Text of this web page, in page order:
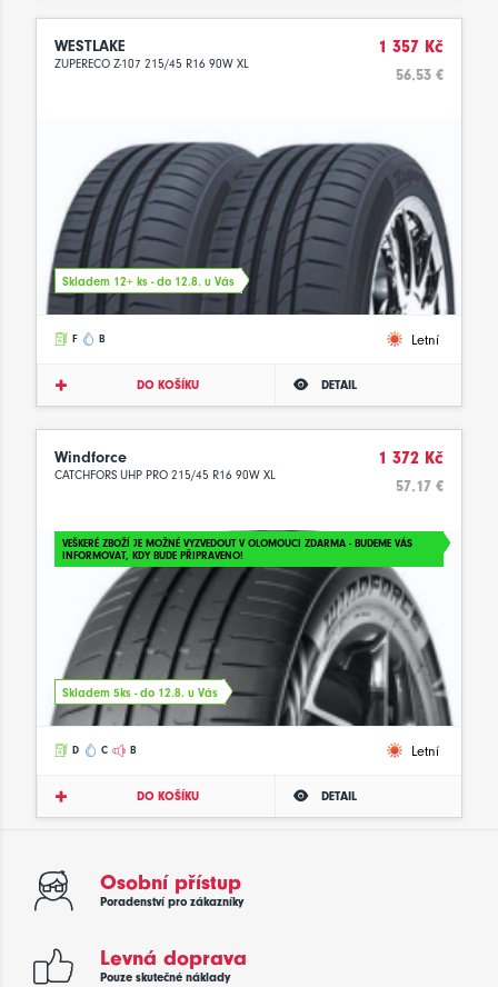
WESTLAKE
ZUPERECO Z-107 215/45 R16 90W XL
1 357 Kč
56.53 €
Skladem 12+ ks - do 12.8. u Vás
F B Letní
DO KOŠÍKU DETAIL
Windforce
CATCHFORS UHP PRO 215/45 R16 90W XL
1 372 Kč
57.17 €
VEŠKERÉ ZBOŽÍ JE MOŽNÉ VYZVEDOUT V OLOMOUCI ZDARMA - BUDEME VÁS
INFORMOVAT, KDY BUDE PŘIPRAVENO!
Skladem 5ks - do 12.8. u Vás
D C B Letní
DO KOŠÍKU DETAIL
Osobní přístup
Poradenství pro zákazníky
Levná doprava
Pouze skutečné náklady